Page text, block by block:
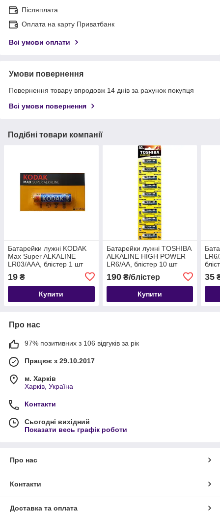
Післяплата
Оплата на карту Приватбанк
Всі умови оплати
Умови повернення
Повернення товару впродовж 14 днів за рахунок покупця
Всі умови повернення
Подібні товари компанії
Батарейки лужні KODAK
Max Super ALKALINE
LR03/AAA, блістер 1 шт
19 ₴
Купити
Батарейки лужні TOSHIBA
ALKALINE HIGH POWER
LR6/AA, блістер 10 шт
190₴/блістер
Купити
35
Про нас
97% позитивних з 106 відгуків за рік
Працює з 29.10.2017
м. Харків
Харків, Україна
Контакти
Сьогодні вихідний
Показати весь графік роботи
Про нас
Контакти
Доставка та оплата